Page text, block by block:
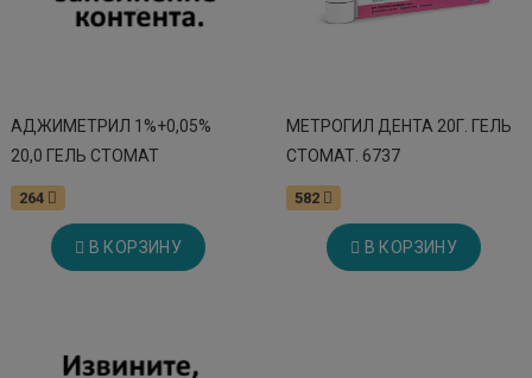
АДЖИМЕТРИЛ 1%+0,05%
20,0 ГЕЛЬ СТОМАТ
264
В КОРЗИНУ
МЕТРОГИЛ ДЕНТА 20Г. ГЕЛЬ
СТОМАТ. 6737
582
В КОРЗИНУ